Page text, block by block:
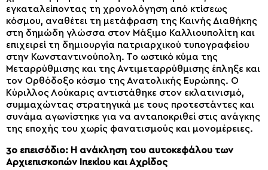
εγκαταλείποντας τη χρονολόγηση από κτίσεως
κόσμου, αναθέτει τη μετάφραση της Καινής Διαθήκης
στη δημώδη γλώσσα στον Μάξιμο Καλλιουπολίτη και
επιχειρεί τη δημιουργία πατριαρχικού τυπογραφείου
στην Κωνσταντινούπολη. Το ωστικό κύμα της
Μεταρρύθμισης και της Αντιμεταρρύθμισης έπληξε και
τον Ορθόδοξο κόσμο της Ανατολικής Ευρώπης. Ο
Κύριλλος Λούκαρις αντιστάθηκε στον εκλατινισμό,
συμμαχώντας στρατηγικά με τους προτεστάντες και
συνάμα αγωνίστηκε για να ανταποκριθεί στις ανάγκης
της εποχής του χωρίς φανατισμούς και μονομέρειες.
3ο επεισόδιο: Η ανάκληση του αυτοκεφάλου των
Αρχιεπισκοπών Ιπεκίου και Αχρίδος